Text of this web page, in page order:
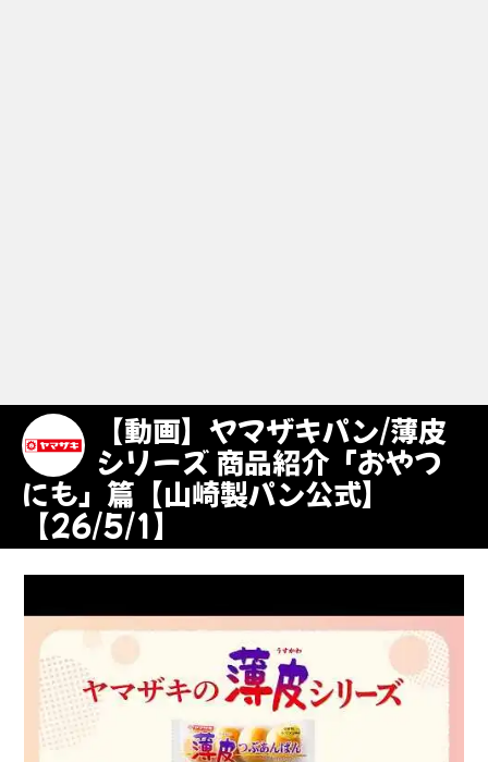
【動画】ヤマザキパン/薄皮
シリーズ 商品紹介「おやつ
にも」篇【山崎製パン公式】
【26/5/1】